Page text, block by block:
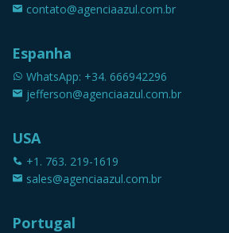
contato@agenciaazul.com.br
Espanha
WhatsApp: +34. 666942296
jefferson@agenciaazul.com.br
USA
+1. 763. 219-1619
sales@agenciaazul.com.br
Portugal